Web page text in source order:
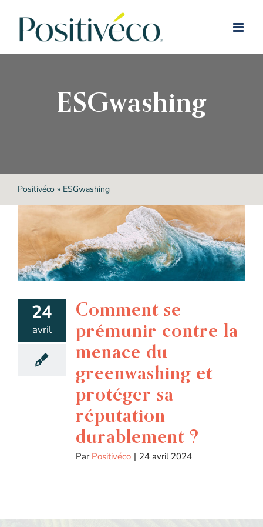
ESGwashing
Positivéco» ESGwashing
24
avril
Comment se
prémunir contre la
menace du
greenwashing et
protéger sa
réputation
durablement ?
Par Positivéco | 24 avril 2024